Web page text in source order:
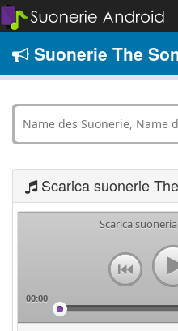
Suonerie The
Scarica suonerie
Scarica
00:00